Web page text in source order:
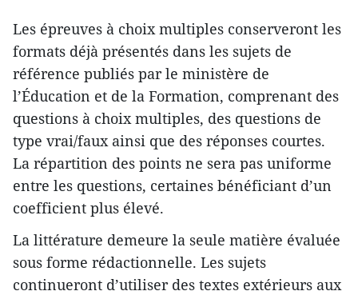
Les épreuves à choix multiples conserveront les
formats déjà présentés dans les sujets de
référence publiés par le ministère de
l’Éducation et de la Formation, comprenant des
questions à choix multiples, des questions de
type vrai/faux ainsi que des réponses courtes.
La répartition des points ne sera pas uniforme
entre les questions, certaines bénéficiant d’un
coefficient plus élevé.
La littérature demeure la seule matière évaluée
sous forme rédactionnelle. Les sujets
continueront d’utiliser des textes extérieurs aux